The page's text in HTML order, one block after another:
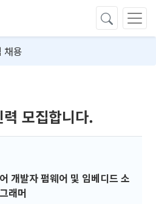
채용
모집합니다.
개발자 펌웨어 및 임베디드 소
래머